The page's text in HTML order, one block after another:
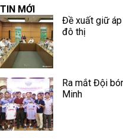
TIN MỚI
Đề xuất giữ
đô thị
Ra mắt Đội
Minh